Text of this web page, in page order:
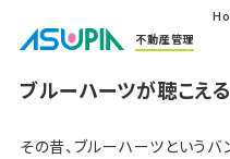
不動産管理
ブルーハーツが聴こえる
その昔、ブルーハーツというバ